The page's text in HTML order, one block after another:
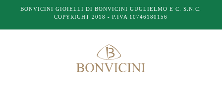
BONVICINI GIOIELLI DI BONVICINI GUGLIELMO E C. S.N.C.
COPYRIGHT 2018 - P.IVA 10746180156